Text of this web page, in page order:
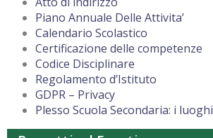
Piano Annuale Delle Attivita’
Calendario Scolastico
Certificazione delle competenze
Codice Disciplinare
Regolamento d’Istituto
GDPR – Privacy
Plesso Scuola Secondaria: i luoghi